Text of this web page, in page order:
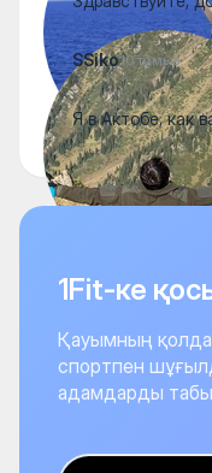
SSiko10 тамыз
Я в Актобе, как
1Fit-ке
Қауымның
спортпен
адамдарды